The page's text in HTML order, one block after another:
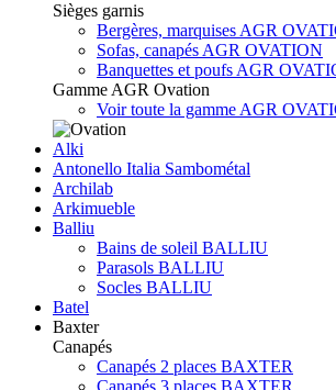
Sièges garnis
Bergères, marquises AGR
Sofas, canapés AGR OVATION
Banquettes et poufs AGR
Gamme AGR Ovation
Voir toute la gamme AGR
Alki
Antonello Italia Sambométal
Archilab
Arkimueble
Balliu
Bains de soleil BALLIU
Parasols BALLIU
Socles BALLIU
Batel
Baxter
Canapés
Canapés 2 places BAXTER
Canapés 3 places BAXTER